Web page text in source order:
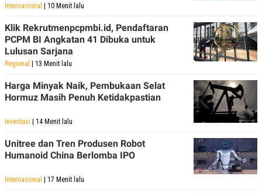
Internasional | 10 Menit lalu
Klik Rekrutmenpcpmbi.id, Pendaftaran
PCPM BI Angkatan 41 Dibuka untuk
Lulusan Sarjana
Regional | 13 Menit lalu
Harga Minyak Naik, Pembukaan Selat
Hormuz Masih Penuh Ketidakpastian
Investasi | 14 Menit lalu
Unitree dan Tren Produsen Robot
Humanoid China Berlomba IPO
Internasional | 17 Menit lalu